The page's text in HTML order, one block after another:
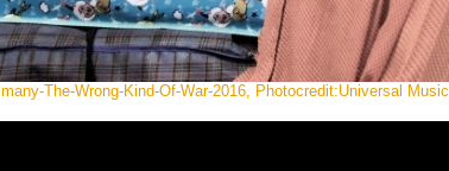
Imany-The-Wrong-Kind-Of-War-2016, Photocredit:Universal Music